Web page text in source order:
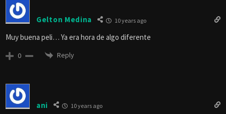
Gelton Medina 10 years ago
Muy buena peli… Ya era hora de algo diferente
0 Reply
ani 10 years ago